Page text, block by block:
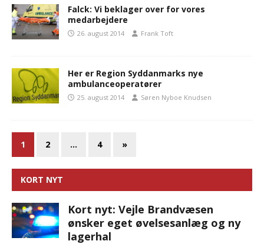
Falck: Vi beklager over for vores
medarbejdere
26. august 2014 Frank Toft
Her er Region Syddanmarks nye
ambulanceoperatører
25. august 2014 Søren Nyboe Knudsen
1 2 … 4 »
KORT NYT
Kort nyt: Vejle Brandvæsen
ønsker eget øvelsesanlæg og ny
lagerhal